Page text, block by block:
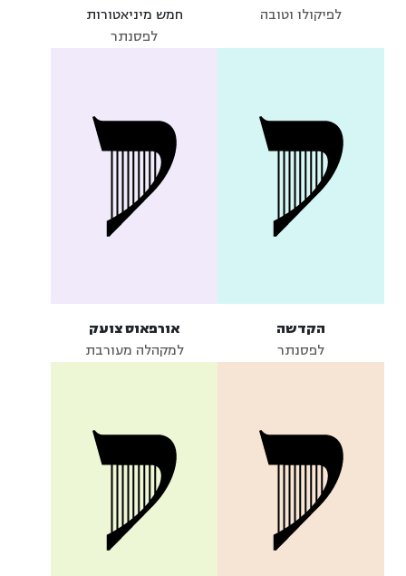
לפיקולו וטובה
חמש מיניאטורות
לפסנתר
הקדשה
לפסנתר
אורפאוס צועק
למקהלה מעורבת